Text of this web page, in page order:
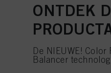
ONTDEK
De NIEUWE!
Balancer